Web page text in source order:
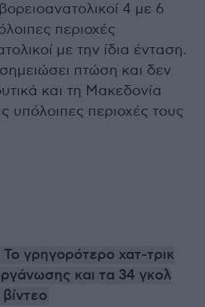
4 με 6
περιοχές
με την ίδια ένταση.
πτώση και δεν
και τη Μακεδονία
υπόλοιπες περιοχές τους
γρηγορότερο χατ-τρικ
και τα 34 γκολ